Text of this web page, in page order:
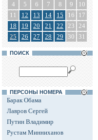
4
5 6 7 8 9
10
11
12 13 14 15 16
17
18
19 20 21 22 23 24
25
26 27 28 29 30 31
ПОИСК
ПЕРСОНЫ НОМЕРА
Барак Обама
Лавров Сергей
Путин Владимир
Рустам Минниханов